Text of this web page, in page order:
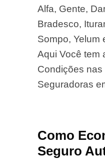
Alfa, Gente,
Bradesco,
Sompo, Yelum
Aqui Você tem
Condições nas
Seguradoras
Como
Seguro